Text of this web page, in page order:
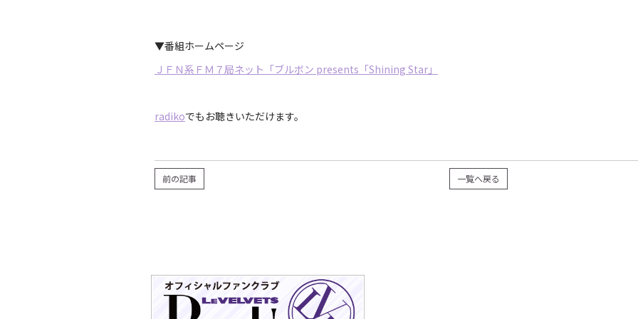
▼番組ホームページ
ＪＦＮ系ＦＭ７局ネット「ブルボン presents「Shining Star」
radikoでもお聴きいただけます。
一覧へ戻る
前の記事